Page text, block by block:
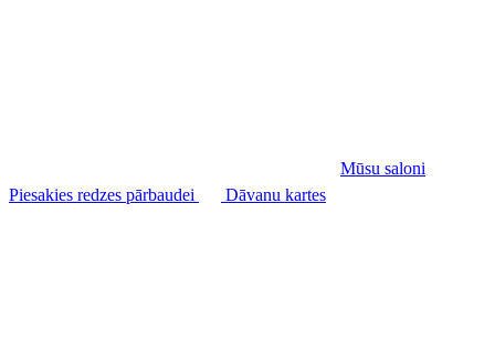
Mūsu saloni
Piesakies redzes pārbaudei
Dāvanu kartes